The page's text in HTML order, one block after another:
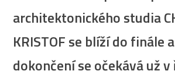
architektonického studia
KRISTOF se blíží do finále
dokončení se očekává už